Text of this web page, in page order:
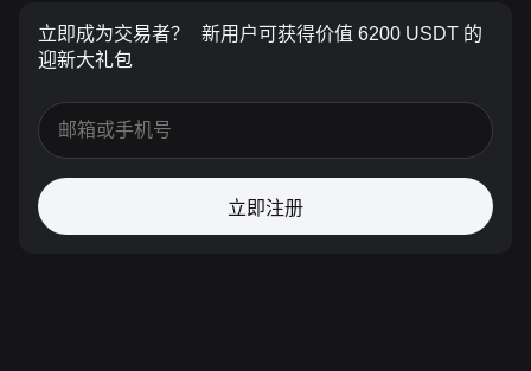
立即成为交易者？
新用户可获得价值 6200 USDT 的
迎新大礼包
立即注册